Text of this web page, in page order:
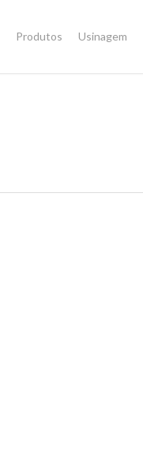
Produtos Usinagem